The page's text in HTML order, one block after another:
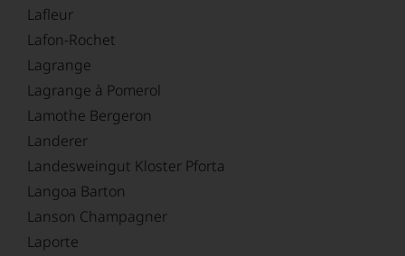
Lafleur
Lafon-Rochet
Lagrange
Lagrange à Pomerol
Lamothe Bergeron
Landerer
Landesweingut Kloster Pforta
Langoa Barton
Lanson Champagner
Laporte